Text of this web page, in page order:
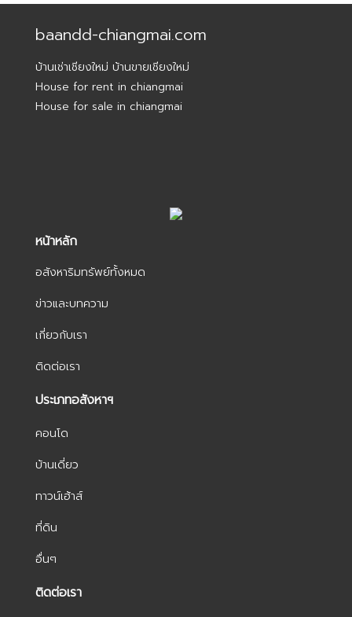
baandd-chiangmai.com
บ้านเช่าเชียงใหม่ บ้านขายเชียงใหม่
House for rent in chiangmai
House for sale in chiangmai
หน้าหลัก
อสังหาริมทรัพย์ทั้งหมด
ข่าวและบทความ
เกี่ยวกับเรา
ติดต่อเรา
ประเภทอสังหาฯ
คอนโด
บ้านเดี่ยว
ทาวน์เฮ้าส์
ที่ดิน
อื่นๆ
ติดต่อเรา